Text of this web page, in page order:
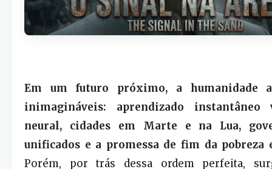
Em um futuro próximo, a humanidade
inimagináveis: aprendizado
neural, cidades em Marte e na Lua,
unificados e a promessa de fim da pobreza
Porém, por trás dessa ordem perfeita,